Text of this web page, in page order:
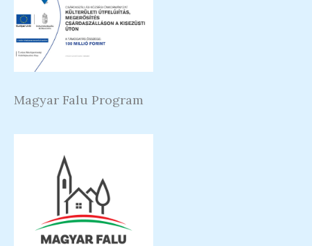
Magyar Falu Program